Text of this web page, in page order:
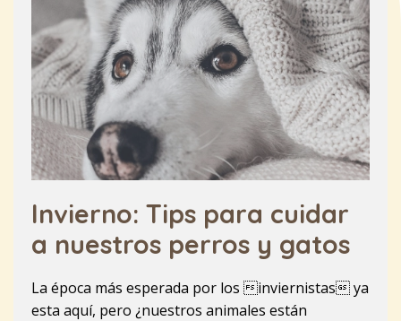
Invierno: Tips para cuidar
a nuestros perros y gatos
La época más esperada por los inviernistas ya
esta aquí, pero ¿nuestros animales están